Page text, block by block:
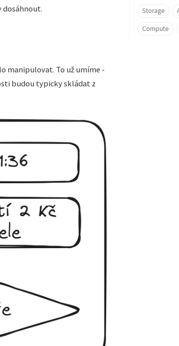
dosáhnout.
manipulovat. To už umíme -
budou typicky skládat z
Storage
Compute